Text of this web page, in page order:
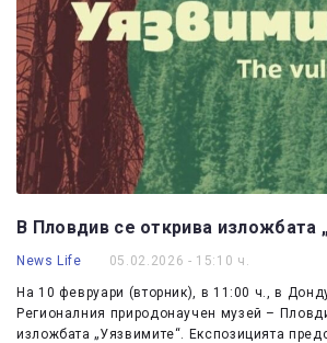
В Пловдив се открива изложбата
News Life 05.02.2026 - 15:10 ч.
На 10 февруари (вторник), в 11:00 ч., в
Регионалния природонаучен музей –
изложбата „Уязвимите“. Експозицията